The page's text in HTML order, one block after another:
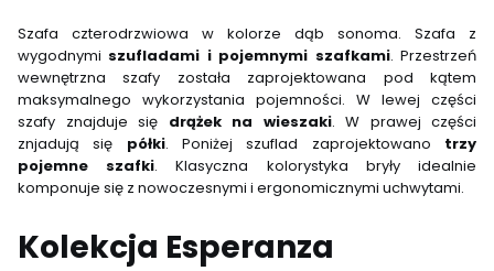
Szafa czterodrzwiowa w kolorze dąb sonoma. Szafa z
wygodnymi szufladami i pojemnymi szafkami. Przestrzeń
wewnętrzna szafy została zaprojektowana pod kątem
maksymalnego wykorzystania pojemności. W lewej części
szafy znajduje się drążek na wieszaki. W prawej części
znjadują się półki. Poniżej szuflad zaprojektowano trzy
pojemne szafki. Klasyczna kolorystyka bryły idealnie
komponuje się z nowoczesnymi i ergonomicznymi uchwytami.
Kolekcja Esperanza